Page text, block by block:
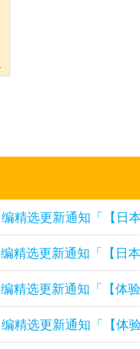
编精选更新通知「【日
编精选更新通知「【日
编精选更新通知「【体
编精选更新通知「【体